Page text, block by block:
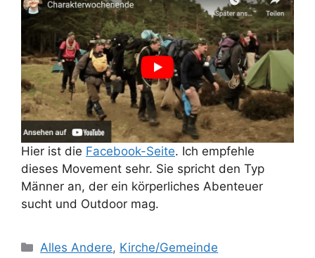
Hier ist die Facebook-Seite. Ich empfehle
dieses Movement sehr. Sie spricht den Typ
Männer an, der ein körperliches Abenteuer
sucht und Outdoor mag.
Kategorien
Alles Andere, Kirche/Gemeinde